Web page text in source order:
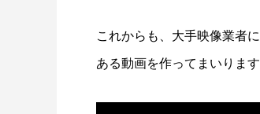
これからも、大手映像業者
ある動画を作ってまいります